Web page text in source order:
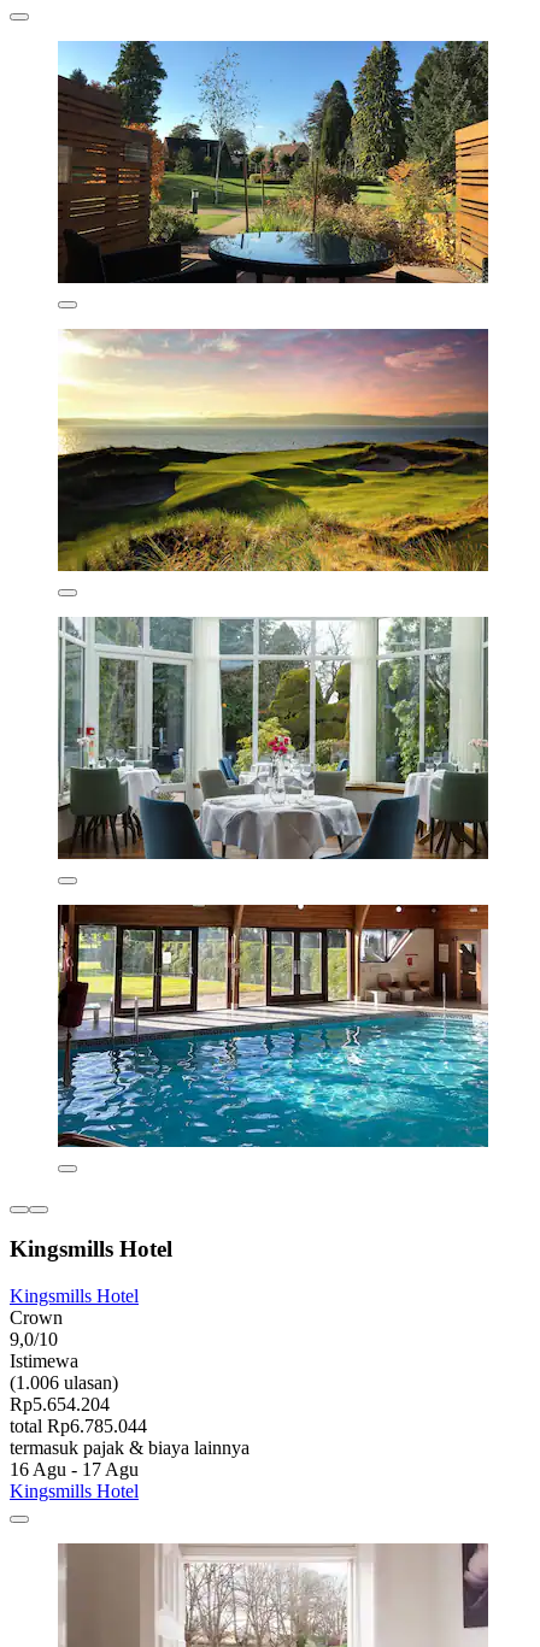
Kingsmills Hotel
Kingsmills Hotel
Crown
9,0/10
Istimewa
(1.006 ulasan)
Rp5.654.204
total Rp6.785.044
termasuk pajak & biaya lainnya
16 Agu - 17 Agu
Kingsmills Hotel